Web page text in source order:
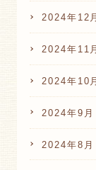
2024年12月
2024年11月
2024年10月
2024年9月
2024年8月